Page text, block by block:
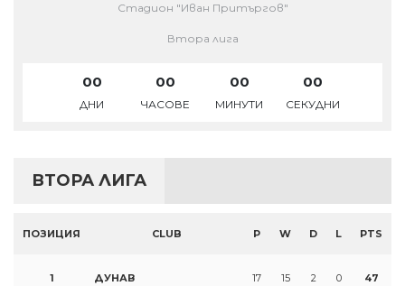
Стадион "Иван Притъргов"
Втора лига
00
ДНИ
00
ЧАСОВЕ
00
МИНУТИ
00
СЕКУДНИ
ВТОРА ЛИГА
ПОЗИЦИЯ CLUB P W D L PTS
1 ДУНАВ 17 15 2 0 47